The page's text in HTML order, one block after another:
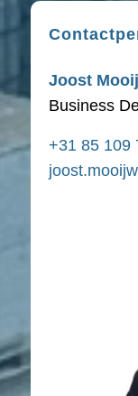
Joost
Business
+31 85 109